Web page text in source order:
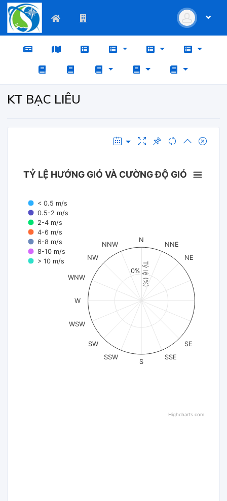
KT BẠC LIÊU
Tỷ lệ (%)
TỶ LỆ HƯỚNG GIÓ VÀ CƯỜNG ĐỘ GIÓ
< 0.5 m/s
0.5-2 m/s
2-4 m/s
4-6 m/s
6-8 m/s
8-10 m/s
> 10 m/s
N
NNE
NE
SE
SSE
S
SSW
SW
WSW
W
WNW
NW
NNW
0%
Highcharts.com